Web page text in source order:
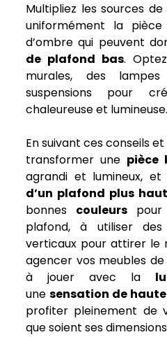
Multipliez les sources
uniformément la
d’ombre qui peuvent
de plafond bas.
murales, des
suspensions pour
chaleureuse et lumineuse.
En suivant ces conseils
transformer une pièce
agrandi et lumineux, et
d’un plafond plus haut
bonnes couleurspour
plafond, à utiliser
verticaux pour attirer le
agencer vos meubles
à jouer avec la
une sensation de
profiter pleinement de
que soient ses